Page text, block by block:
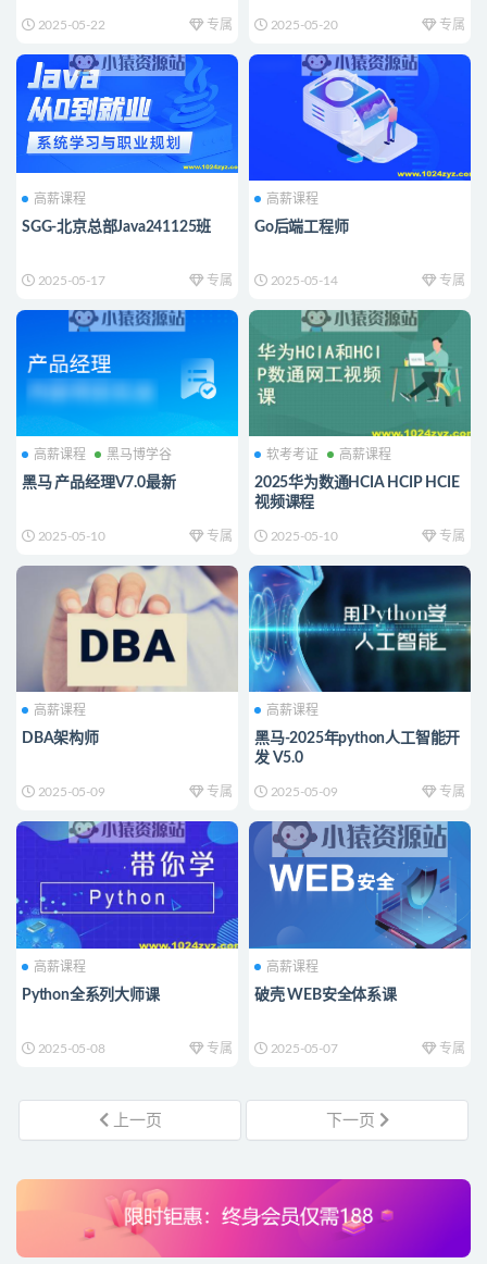
2025-05-22 专属 2025-05-20 专属
高薪课程
SGG-北京总部Java241125班
2025-05-17 专属
高薪课程
Go后端工程师
2025-05-14 专属
高薪课程 黑马博学谷
黑马 产品经理V7.0最新
2025-05-10 专属
软考考证 高薪课程
2025华为数通HCIA HCIP HCIE
视频课程
2025-05-10 专属
高薪课程
DBA架构师
2025-05-09 专属
高薪课程
黑马-2025年python人工智能开
发 V5.0
2025-05-09 专属
高薪课程
Python全系列大师课
2025-05-08 专属
高薪课程
破壳 WEB安全体系课
2025-05-07 专属
上一页 下一页